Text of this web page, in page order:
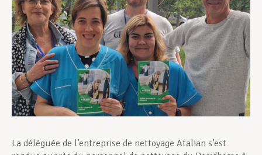
Devenir Membre
Actualités
La déléguée de l’entreprise de nettoyage Atalian s’est